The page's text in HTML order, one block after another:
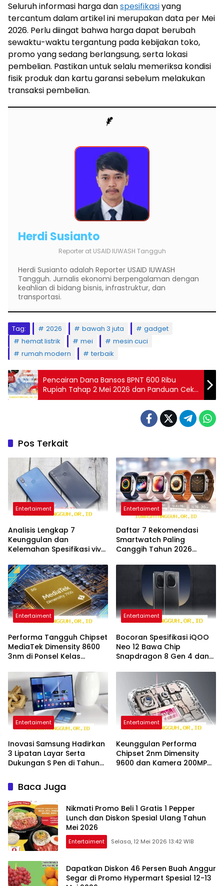
Seluruh informasi harga danspesifikasiyang
tercantum dalam artikel ini merupakan data per Mei
2026. Perlu diingat bahwa harga dapat berubah
sewaktu-waktu tergantung pada kebijakan toko,
promo yang sedang berlangsung, serta lokasi
pembelian. Pastikan untuk selalu memeriksa kondisi
fisik produk dan kartu garansi sebelum melakukan
transaksi pembelian.
Herdi Susianto
Reporter at USAID IUWASH Tangguh
Herdi Susianto adalah Reporter USAID IUWASH
Tangguh. Jurnalis ekonomi berpengalaman dengan
keahlian di bidang bisnis, infrastruktur, dan
transportasi.
Tag: 2026 bawah 3 juta
gadget
hemat listrik
mei
mesin cuci
rumah modern
terbaik
Pencairan Dana Bansos BPNT 600 Ribu
Rupiah Tahap 2 Mei 2026 dan Panduan Cek
Statusnya
Pos Terkait
Entertaiment
Analisis Lengkap 7
Keunggulan dan
Kelemahan Spesifikasi vivo
Entertaiment
Daftar 7 Rekomendasi
Smartwatch Paling
Canggih Tahun 2026
Terjangkau
Entertaiment
Performa Tangguh Chipset
MediaTek Dimensity 8600
3nm di Ponsel Kelas
Entertaiment
Bocoran Spesifikasi iQOO
Neo 12 Bawa Chip
Snapdragon 8 Gen 4 dan
Entertaiment
Inovasi Samsung Hadirkan
3 Lipatan Layar Serta
Dukungan S Pen di Tahun
Entertaiment
Keunggulan Performa
Chipset 2nm Dimensity
9600 dan Kamera 200MP
Baca Juga
Nikmati Promo Beli 1 Gratis 1 Pepper
Lunch dan Diskon Spesial Ulang Tahun
Mei 2026
Entertaiment Selasa, 12 Mei 2026 13:42 WIB
Dapatkan Diskon 46 Persen Buah Anggur
Segar di Promo Hypermart Spesial 12-13